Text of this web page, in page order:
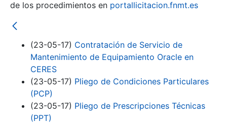
de los procedimientos en portallicitacion.fnmt.es
(23-05-17) Contratación de Servicio de
Mantenimiento de Equipamiento Oracle en
CERES
(23-05-17) Pliego de Condiciones Particulares
(PCP)
(23-05-17) Pliego de Prescripciones Técnicas
(PPT)